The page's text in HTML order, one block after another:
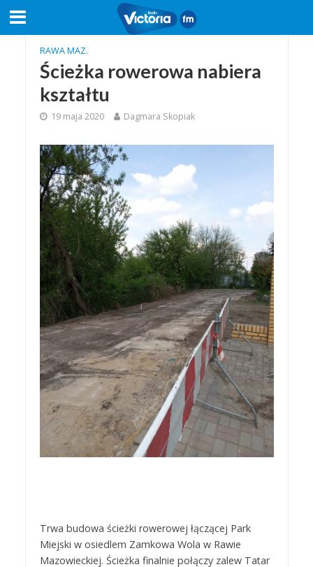
RAWA MAZ.
Ścieżka rowerowa nabiera
kształtu
19 maja 2020 Dagmara Skopiak
Trwa budowa ścieżki rowerowej łączącej Park
Miejski w osiedlem Zamkowa Wola w Rawie
Mazowieckiej. Ścieżka finalnie połączy zalew Tatar